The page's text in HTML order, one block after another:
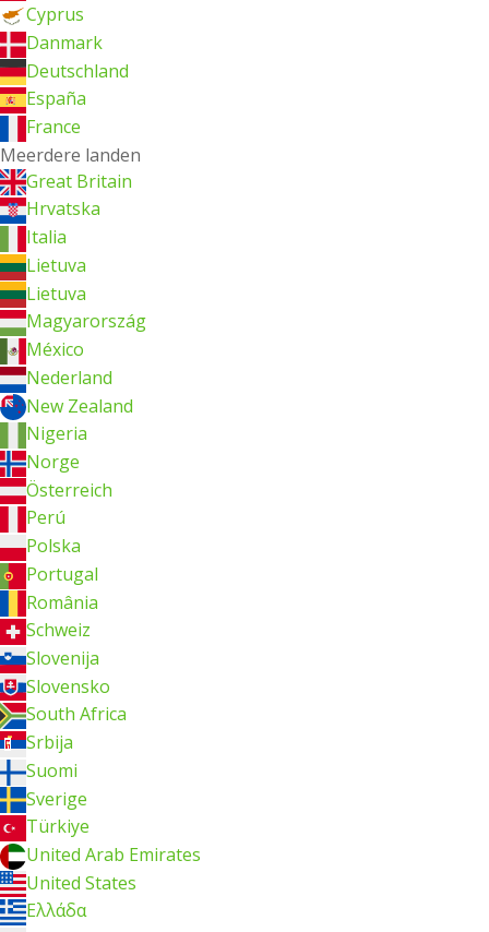
Cyprus
Danmark
Deutschland
España
France
Meerdere landen
Great Britain
Hrvatska
Italia
Lietuva
Lietuva
Magyarország
México
Nederland
New Zealand
Nigeria
Norge
Österreich
Perú
Polska
Portugal
România
Schweiz
Slovenija
Slovensko
South Africa
Srbija
Suomi
Sverige
Türkiye
United Arab Emirates
United States
Ελλάδα